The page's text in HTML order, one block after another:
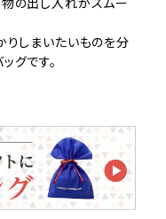
りしまいたいものを分
グです。